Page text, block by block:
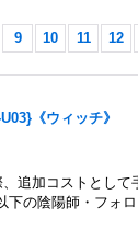
9 10 11 12
《ウィッチ》
加コストとして
下の陰陽師・フォ